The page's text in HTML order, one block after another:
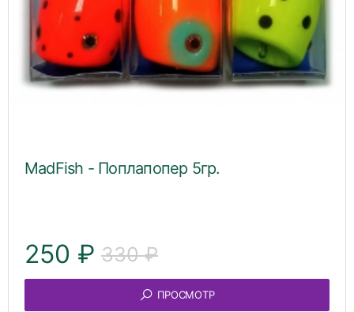
MadFish - Поплапопер 5гр.
250 ₽ 330 ₽
ПРОСМОТР